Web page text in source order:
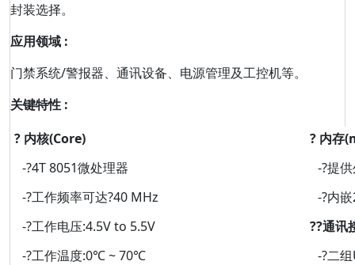
封装选择。
应用领域 :
门禁系统/警报器、通讯设备、电源管理及工控机等。
关键特性 :
? 内核(Core)
-?4T 8051微处理器
-?工作频率可达?40 MHz
-?工作电压:4.5V to 5.5V
-?工作温度:0℃ ~ 70℃
? 内存
-?提
-?内
??通
-?二